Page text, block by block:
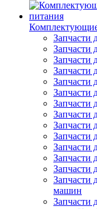
Запчасти
Запчасти
Запчасти
Запчасти
Запчасти
Запчасти
Запчасти
Запчасти
Запчасти
Запчасти
Запчасти
Запчасти
Запчасти
Запчасти
машин
Запчасти